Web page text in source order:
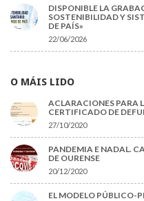
DISPONIBLE LA
SOSTENIBILIDAD Y
DE PAÍS»
22/06/2026
O MÁIS LIDO
ACLARACIONES PARA
CERTIFICADO DE
27/10/2020
PANDEMIA E NADAL.
DE OURENSE
20/12/2020
EL MODELO PÚBLICO-